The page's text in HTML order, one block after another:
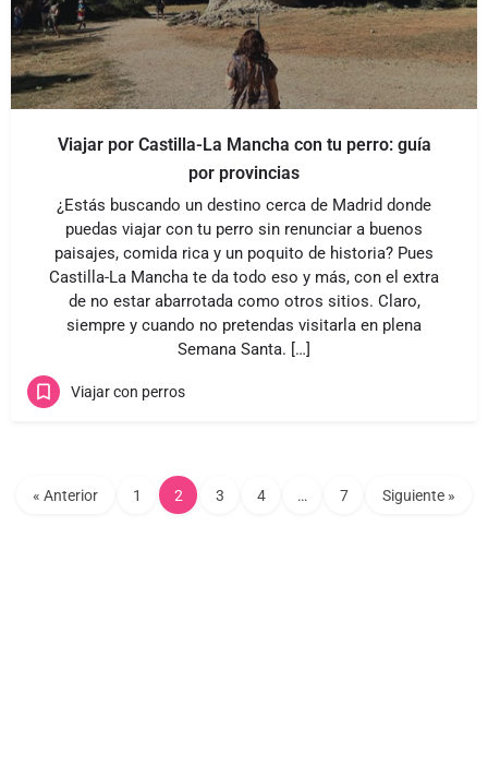
Viajar por Castilla-La Mancha con tu perro: guía
por provincias
¿Estás buscando un destino cerca de Madrid donde
puedas viajar con tu perro sin renunciar a buenos
paisajes, comida rica y un poquito de historia? Pues
Castilla-La Mancha te da todo eso y más, con el extra
de no estar abarrotada como otros sitios. Claro,
siempre y cuando no pretendas visitarla en plena
Semana Santa. […]
Viajar con perros
« Anterior 1 2 3 4 … 7 Siguiente »